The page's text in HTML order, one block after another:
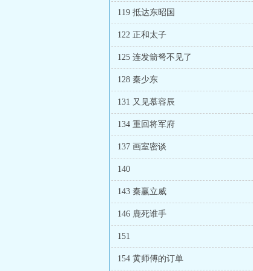
119 抵达东昭国
122 正和太子
125 连发箭弩不见了
128 秦少东
131 又见慕容辰
134 重回将军府
137 画室密谈
140
143 秦赢立威
146 鹿死谁手
151
154 黄师傅的订单